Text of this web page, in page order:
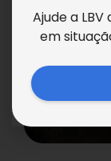
Ajude a
em